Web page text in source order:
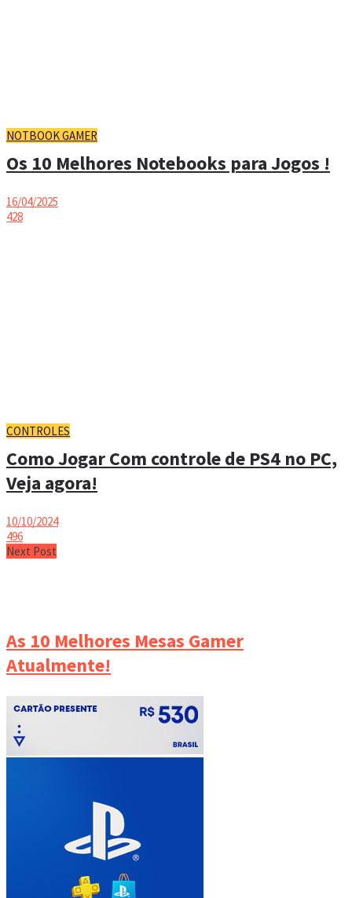
NOTBOOK GAMER
Os 10 Melhores Notebooks para Jogos !
16/04/2025
428
CONTROLES
Como Jogar Com controle de PS4 no PC,
Veja agora!
10/10/2024
496
Next Post
As 10 Melhores Mesas Gamer
Atualmente!